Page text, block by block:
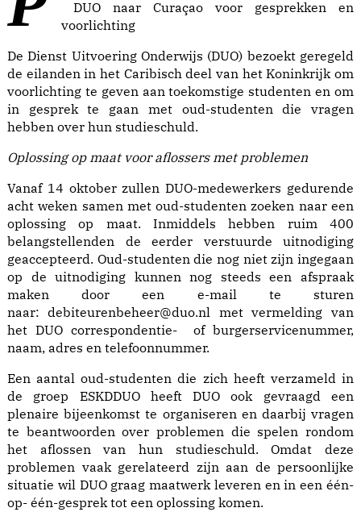
DUO naar Curaçao voor gesprekken en
voorlichting
De Dienst Uitvoering Onderwijs (DUO) bezoekt geregeld
de eilanden in het Caribisch deel van het Koninkrijk om
voorlichting te geven aan toekomstige studenten en om
in gesprek te gaan met oud-studenten die vragen
hebben over hun studieschuld.
Oplossing op maat voor aflossers met problemen
Vanaf 14 oktober zullen DUO-medewerkers gedurende
acht weken samen met oud-studenten zoeken naar een
oplossing op maat. Inmiddels hebben ruim 400
belangstellenden de eerder verstuurde uitnodiging
geaccepteerd. Oud-studenten die nog niet zijn ingegaan
op de uitnodiging kunnen nog steeds een afspraak
maken door een e-mail te sturen
naar: debiteurenbeheer@duo.nl met vermelding van
het DUO correspondentie- of burgerservicenummer,
naam, adres en telefoonnummer.
Een aantal oud-studenten die zich heeft verzameld in
de groep ESKDDUO heeft DUO ook gevraagd een
plenaire bijeenkomst te organiseren en daarbij vragen
te beantwoorden over problemen die spelen rondom
het aflossen van hun studieschuld. Omdat deze
problemen vaak gerelateerd zijn aan de persoonlijke
situatie wil DUO graag maatwerk leveren en in een één-
op- één-gesprek tot een oplossing komen.